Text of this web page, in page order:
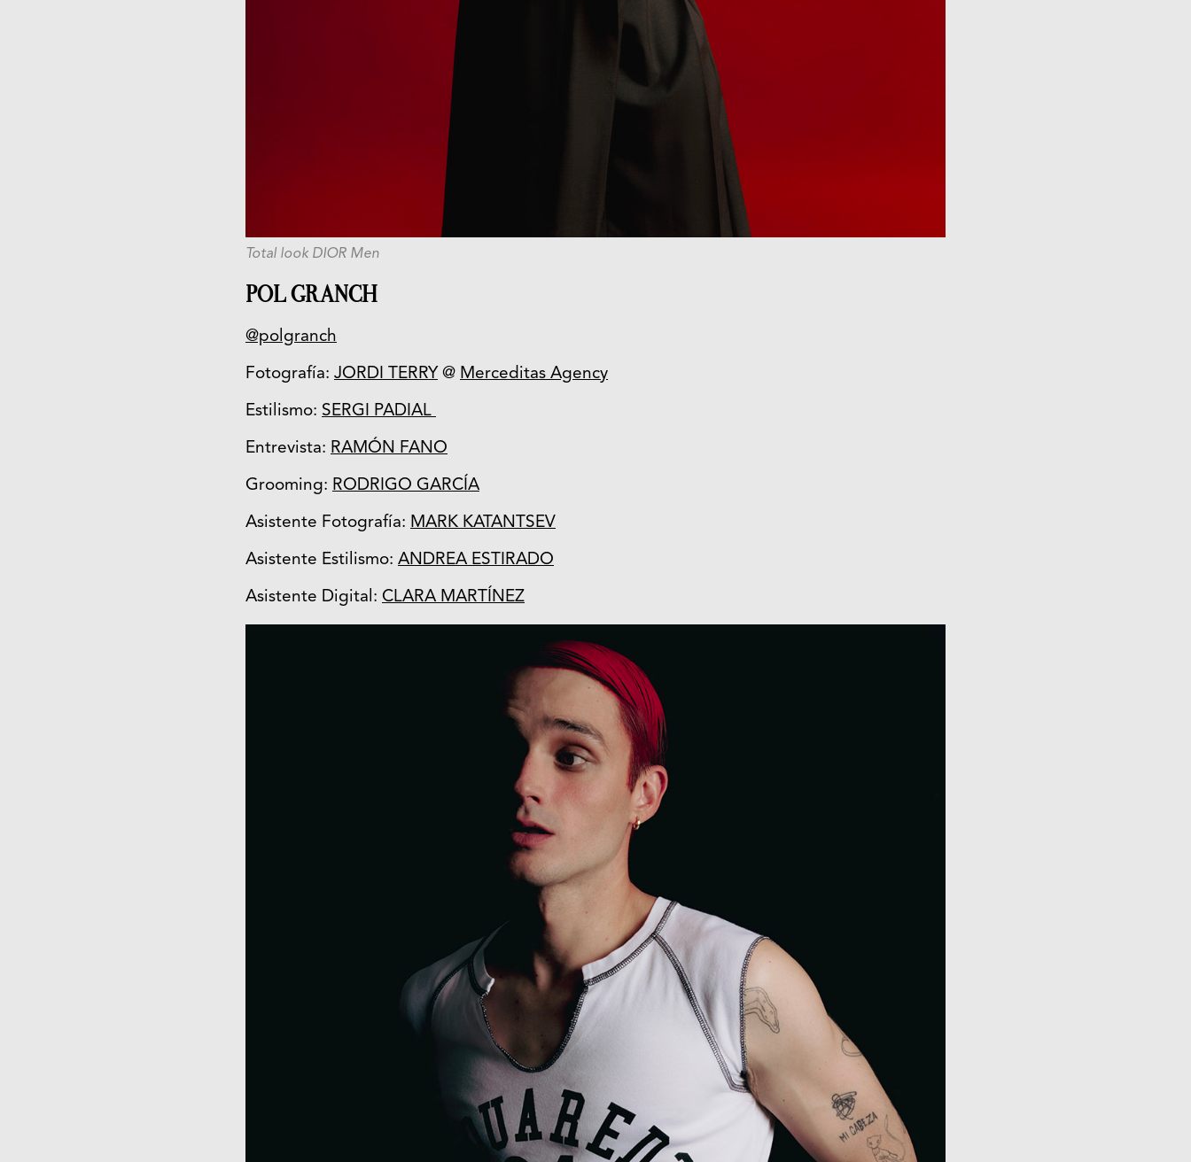
Total look DIOR Men
POL GRANCH
@polgranch
Fotografía: JORDI TERRY @ Merceditas Agency
Estilismo: SERGI PADIAL
Entrevista: RAMÓN FANO
Grooming: RODRIGO GARCÍA
Asistente Fotografía: MARK KATANTSEV
Asistente Estilismo: ANDREA ESTIRADO
Asistente Digital: CLARA MARTÍNEZ